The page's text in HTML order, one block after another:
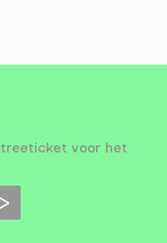
voor het